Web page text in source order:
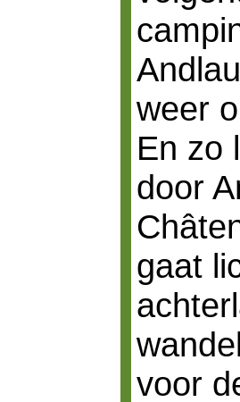
weer
En zo
door
gaat
voor